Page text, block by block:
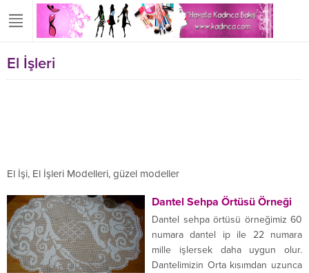
El İşleri
El İşi, El İşleri Modelleri, güzel modeller
Dantel Sehpa Örtüsü Örneği
Dantel sehpa örtüsü örneğimiz 60
numara dantel ip ile 22 numara
mille işlersek daha uygun olur.
Dantelimizin Orta kısımdan uzunca